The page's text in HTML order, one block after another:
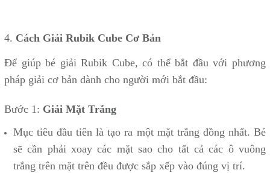
4. Cách Giải Rubik Cube Cơ Bản
Để giúp bé giải Rubik Cube, có thể bắt đầu với phương
pháp giải cơ bản dành cho người mới bắt đầu:
Bước 1: Giải Mặt Trắng
Mục tiêu đầu tiên là tạo ra một mặt trắng đồng nhất. Bé
sẽ cần phải xoay các mặt sao cho tất cả các ô vuông
trắng trên mặt trên đều được sắp xếp vào đúng vị trí.